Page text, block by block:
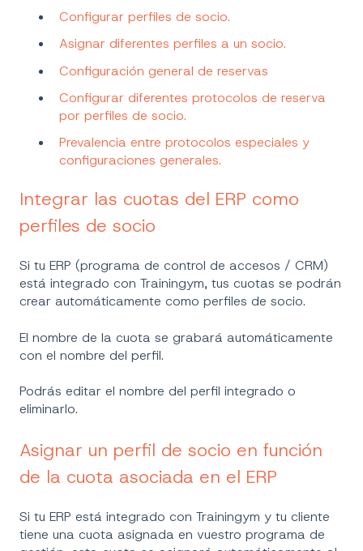
Configurar perfiles de socio.
Asignar diferentes perfiles a un socio.
Configuración general de reservas
Configurar diferentes protocolos de reserva
por perfiles de socio.
Prevalencia entre protocolos especiales y
configuraciones generales.
Integrar las cuotas del ERP como
perfiles de socio
Si tu ERP (programa de control de accesos / CRM)
está integrado con Trainingym, tus cuotas se podrán
crear automáticamente como perfiles de socio.
El nombre de la cuota se grabará automáticamente
con el nombre del perfil.
Podrás editar el nombre del perfil integrado o
eliminarlo.
Asignar un perfil de socio en función
de la cuota asociada en el ERP
Si tu ERP está integrado con Trainingym y tu cliente
tiene una cuota asignada en vuestro programa de